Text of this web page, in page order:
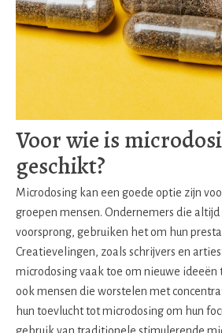
Voor wie is
geschikt?
Microdosing kan een goede optie zijn
groepen mensen. Ondernemers die
voorsprong, gebruiken het om hun
Creatievelingen, zoals schrijvers en
microdosing vaak toe om nieuwe
ook mensen die worstelen met
hun toevlucht tot microdosing om hun